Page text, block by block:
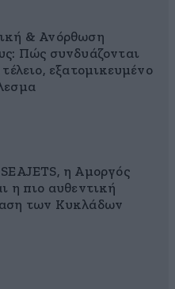
& Ανόρθωση
Πώς συνδυάζονται
τέλειο, εξατομικευμένο
η Αμοργός
η πιο αυθεντική
των Κυκλάδων